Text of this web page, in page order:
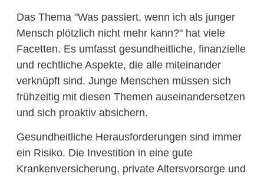
Das Thema "Was passiert, wenn ich als junger
Mensch plötzlich nicht mehr kann?" hat viele
Facetten. Es umfasst gesundheitliche, finanzielle
und rechtliche Aspekte, die alle miteinander
verknüpft sind. Junge Menschen müssen sich
frühzeitig mit diesen Themen auseinandersetzen
und sich proaktiv absichern.
Gesundheitliche Herausforderungen sind immer
ein Risiko. Die Investition in eine gute
Krankenversicherung, private Altersvorsorge und